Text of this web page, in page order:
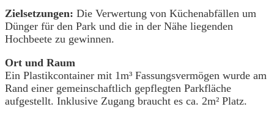
Zielsetzungen: Die Verwertung von Küchenabfällen um
Dünger für den Park und die in der Nähe liegenden
Hochbeete zu gewinnen.
Ort und Raum
Ein Plastikcontainer mit 1m³ Fassungsvermögen wurde am
Rand einer gemeinschaftlich gepflegten Parkfläche
aufgestellt. Inklusive Zugang braucht es ca. 2m² Platz.